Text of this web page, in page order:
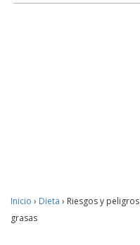
Inicio › Dieta › Riesgos y
grasas